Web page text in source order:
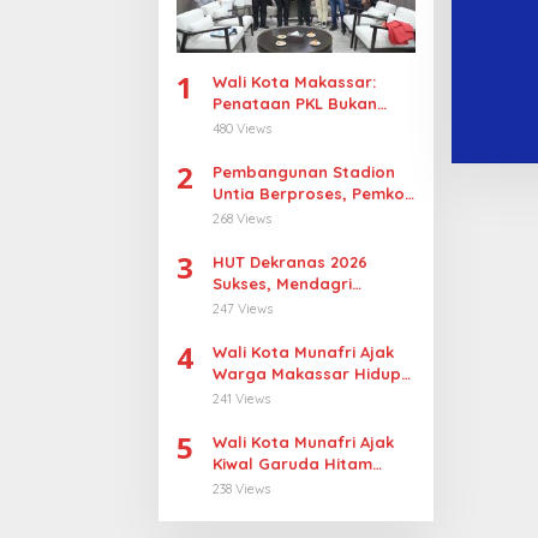
1
Wali Kota Makassar:
Penataan PKL Bukan
Penggusuran
480 Views
2
Pembangunan Stadion
Untia Berproses, Pemkot
Makassar Target
Tender September 2026
268 Views
3
HUT Dekranas 2026
Sukses, Mendagri
Apresiasi Makassar
247 Views
4
Wali Kota Munafri Ajak
Warga Makassar Hidup
Sehat Lewat Fun Run
241 Views
5
Wali Kota Munafri Ajak
Kiwal Garuda Hitam
Bersinergi Bangun
238 Views